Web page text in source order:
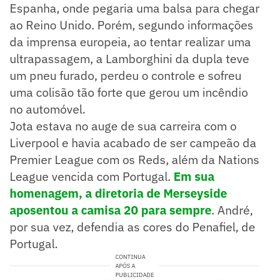
Espanha, onde pegaria uma balsa para chegar
ao Reino Unido. Porém, segundo informações
da imprensa europeia, ao tentar realizar uma
ultrapassagem, a Lamborghini da dupla teve
um pneu furado, perdeu o controle e sofreu
uma colisão tão forte que gerou um incêndio
no automóvel.
Jota estava no auge de sua carreira com o
Liverpool e havia acabado de ser campeão da
Premier League com os Reds, além da Nations
League vencida com Portugal. Em sua
homenagem, a diretoria de Merseyside
aposentou a camisa 20 para sempre. André,
por sua vez, defendia as cores do Penafiel, de
Portugal.
CONTINUA
APÓS A
PUBLICIDADE